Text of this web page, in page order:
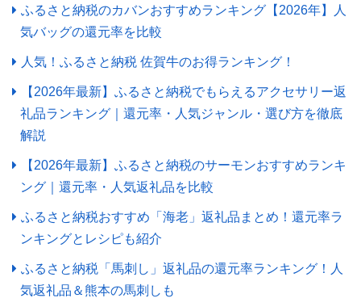
ふるさと納税のカバンおすすめランキング【2026年】人
気バッグの還元率を比較
人気！ふるさと納税 佐賀牛のお得ランキング！
【2026年最新】ふるさと納税でもらえるアクセサリー返
礼品ランキング｜還元率・人気ジャンル・選び方を徹底
解説
【2026年最新】ふるさと納税のサーモンおすすめランキ
ング｜還元率・人気返礼品を比較
ふるさと納税おすすめ「海老」返礼品まとめ！還元率ラ
ンキングとレシピも紹介
ふるさと納税「馬刺し」返礼品の還元率ランキング！人
気返礼品＆熊本の馬刺しも